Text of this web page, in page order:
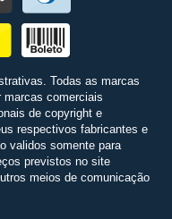
Todas as marcas
marcas comerciais
de copyright e
respectivos fabricantes e
validos somente para
previstos no site
meios de comunicação